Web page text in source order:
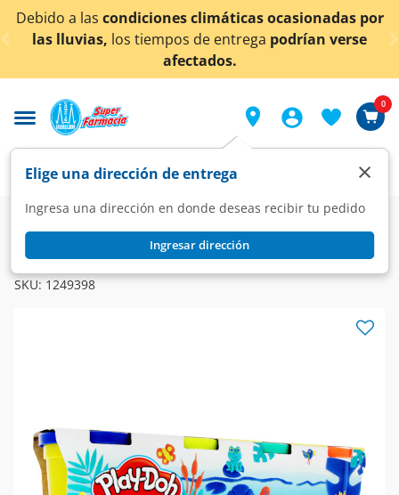
< div class="carousel-inner">
Debido a las condiciones climáticas ocasionadas por
las lluvias, los tiempos de entrega podrían verse
afectados.
Elige una dirección de entrega
Ingresa una dirección en donde deseas recibir tu pedido
Ingresar dirección
×
0
Super Juguetería Juegos de Creatividad
Juguete Play-Doh Plastilina de Varios Colores, 4 pzas.
SKU: 1249398